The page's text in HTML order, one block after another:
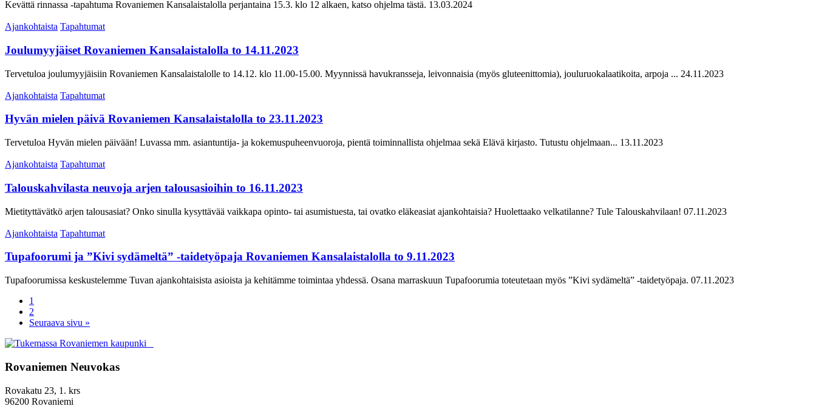
Kevättä rinnassa -tapahtuma Rovaniemen Kansalaistalolla perjantaina 15.3. klo 12 alkaen, katso ohjelma tästä. 13.03.2024
Ajankohtaista Tapahtumat
Joulumyyjäiset Rovaniemen Kansalaistalolla to 14.11.2023
Tervetuloa joulumyyjäisiin Rovaniemen Kansalaistalolle to 14.12. klo 11.00-15.00. Myynnissä havukransseja, leivonnaisia (myös gluteenittomia), jouluruokalaatikoita, arpoja ... 24.11.2023
Ajankohtaista Tapahtumat
Hyvän mielen päivä Rovaniemen Kansalaistalolla to 23.11.2023
Tervetuloa Hyvän mielen päivään! Luvassa mm. asiantuntija- ja kokemuspuheenvuoroja, pientä toiminnallista ohjelmaa sekä Elävä kirjasto. Tutustu ohjelmaan... 13.11.2023
Ajankohtaista Tapahtumat
Talouskahvilasta neuvoja arjen talousasioihin to 16.11.2023
Mietityttävätkö arjen talousasiat? Onko sinulla kysyttävää vaikkapa opinto- tai asumistuesta, tai ovatko eläkeasiat ajankohtaisia? Huolettaako velkatilanne? Tule Talouskahvilaan! 07.11.2023
Ajankohtaista Tapahtumat
Tupafoorumi ja ”Kivi sydämeltä” -taidetyöpaja Rovaniemen Kansalaistalolla to 9.11.2023
Tupafoorumissa keskustelemme Tuvan ajankohtaisista asioista ja kehitämme toimintaa yhdessä. Osana marraskuun Tupafoorumia toteutetaan myös ”Kivi sydämeltä” -taidetyöpaja. 07.11.2023
1
2
Seuraava sivu »
Rovaniemen Neuvokas
Rovakatu 23, 1. krs
96200 Rovaniemi